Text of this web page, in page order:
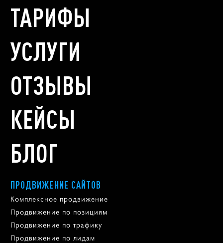
ТАРИФЫ
УСЛУГИ
ОТЗЫВЫ
КЕЙСЫ
БЛОГ
ПРОДВИЖЕНИЕ САЙТОВ
Комплексное продвижение
Продвижение по позициям
Продвижение по трафику
Продвижение по лидам